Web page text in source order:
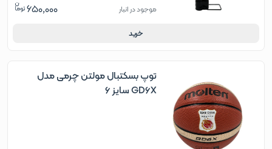
موجود در انبار 650,000
خرید
توپ بسکتبال مولتن چرمی مدل
GD6X سایز 6